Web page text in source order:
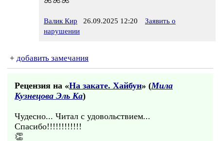
Валик Кир 26.09.2025 12:20
Заявить о
нарушении
+ добавить замечания
Рецензия на «На закате. Хайбун» (Мила
Кузнецова Эль Ка)
Чудесно... Читал с удовольствием...
Спасибо!!!!!!!!!!!!
👏